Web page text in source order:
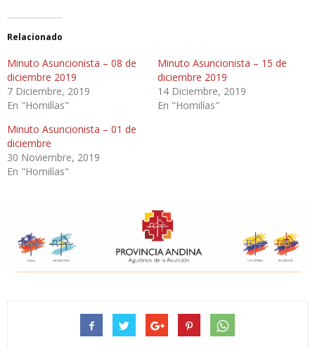
Relacionado
Minuto Asuncionista – 08 de
diciembre 2019
7 Diciembre, 2019
En "Homilías"
Minuto Asuncionista – 15 de
diciembre 2019
14 Diciembre, 2019
En "Homilías"
Minuto Asuncionista – 01 de
diciembre
30 Noviembre, 2019
En "Homilías"